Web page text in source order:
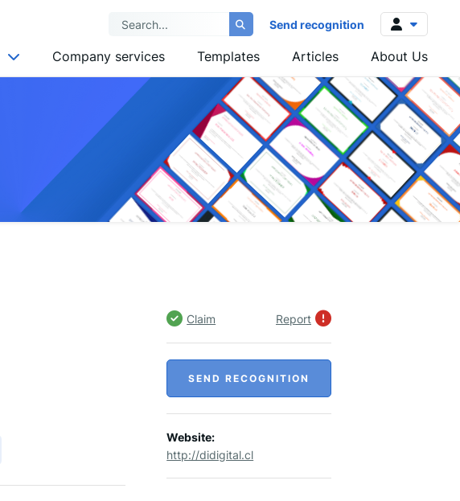
Send recognition
Log in
Sign up
Company services Templates Articles About Us
Claim Report
SEND RECOGNITION
Website:
http://didigital.cl